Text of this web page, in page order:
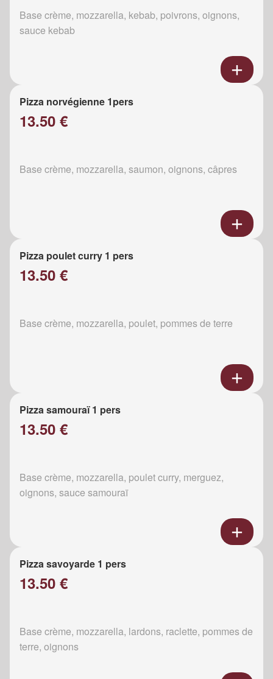
Base crème, mozzarella, kebab, poivrons, oignons,
sauce kebab
Pizza norvégienne 1pers
13.50 €
Base crème, mozzarella, saumon, oignons, câpres
Pizza poulet curry 1 pers
13.50 €
Base crème, mozzarella, poulet, pommes de terre
Pizza samouraï 1 pers
13.50 €
Base crème, mozzarella, poulet curry, merguez,
oignons, sauce samouraï
Pizza savoyarde 1 pers
13.50 €
Base crème, mozzarella, lardons, raclette, pommes de
terre, oignons